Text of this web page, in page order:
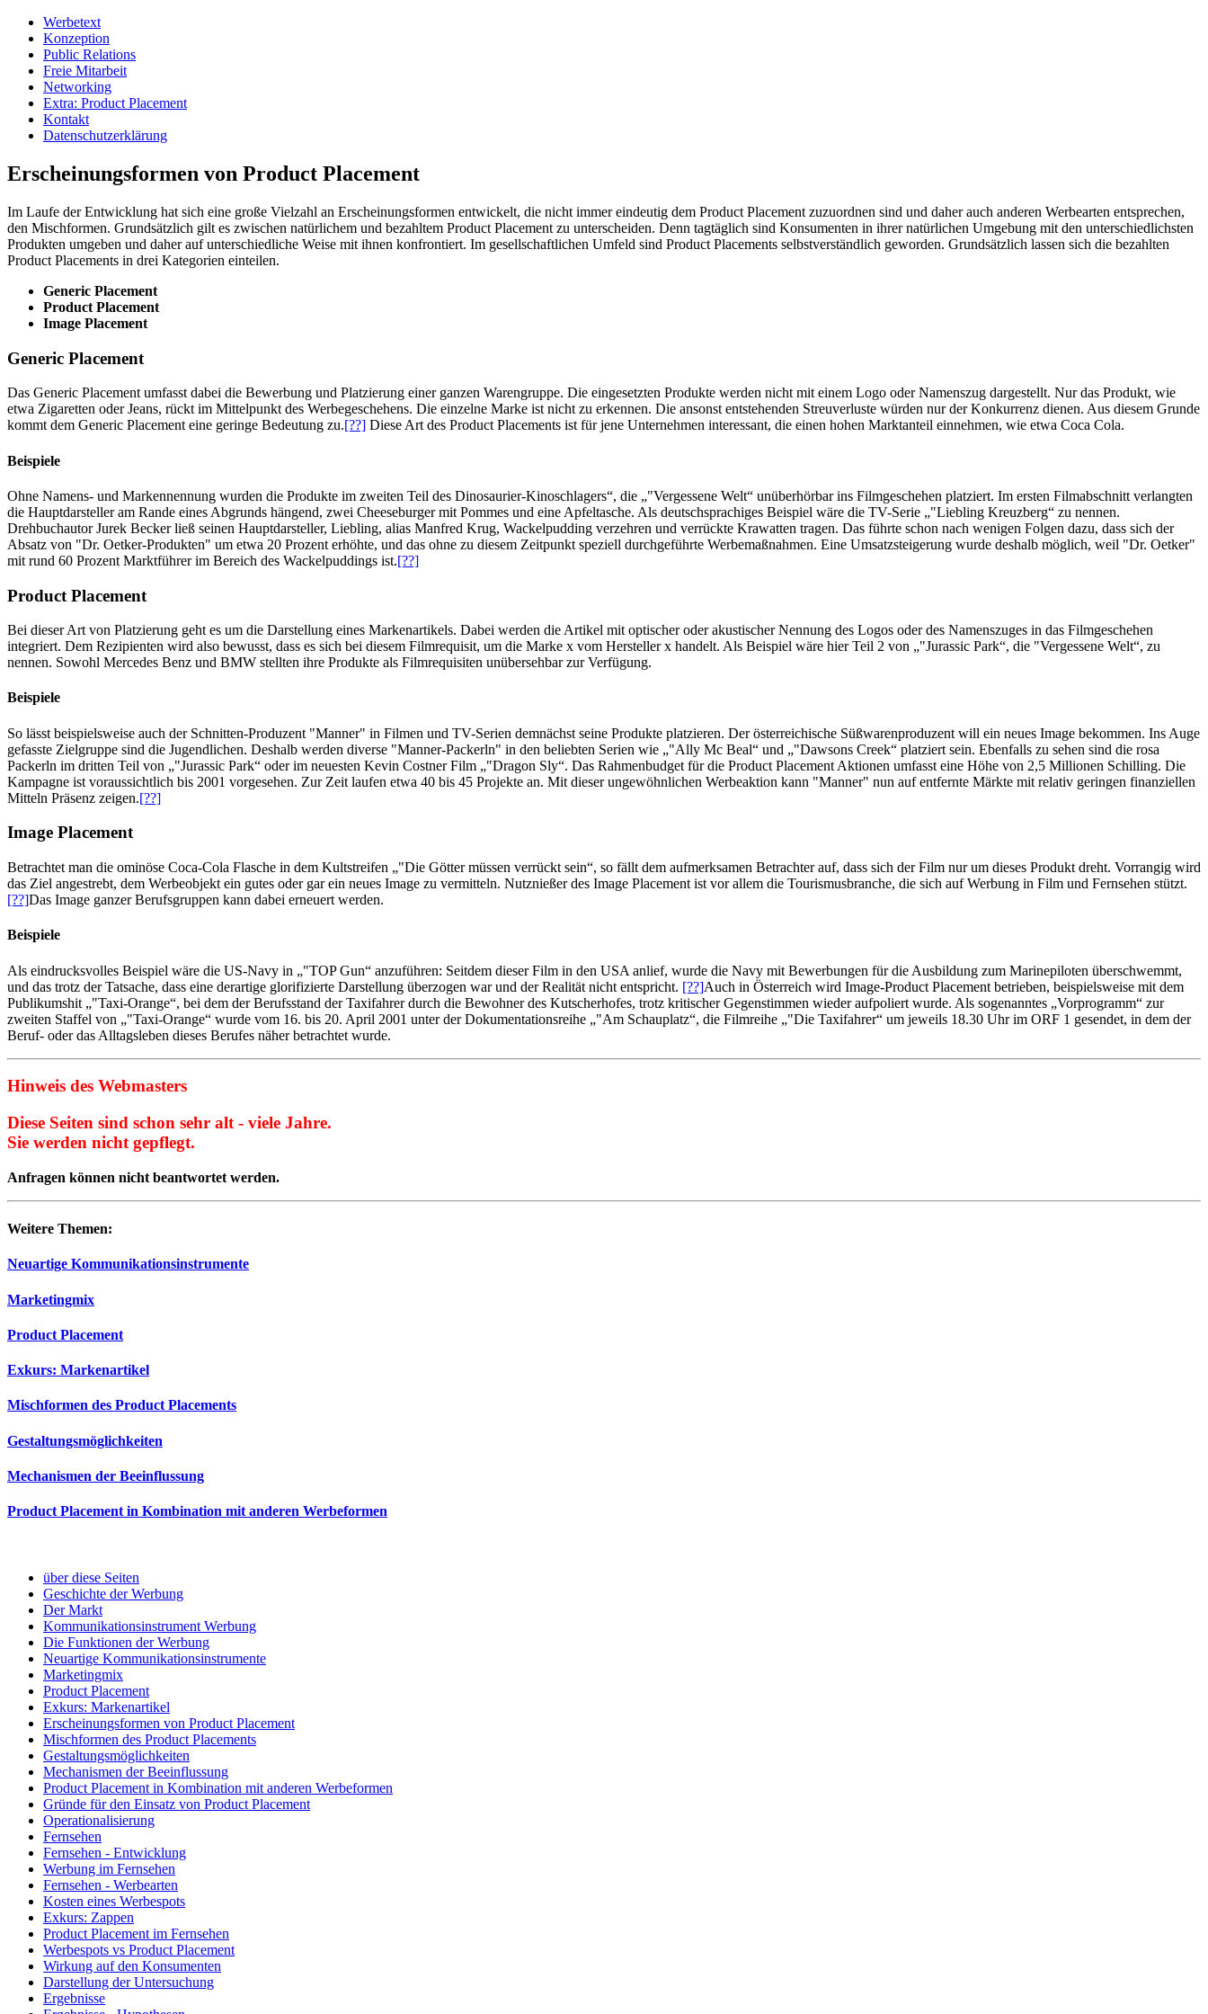
Werbetext
Konzeption
Public Relations
Freie Mitarbeit
Networking
Extra: Product Placement
Kontakt
Datenschutzerklärung
Erscheinungsformen von Product Placement
Im Laufe der Entwicklung hat sich eine große Vielzahl an Erscheinungsformen entwickelt, die nicht immer eindeutig dem Product Placement zuzuordnen sind und daher auch anderen Werbearten entsprechen,
den Mischformen. Grundsätzlich gilt es zwischen natürlichem und bezahltem Product Placement zu unterscheiden. Denn tagtäglich sind Konsumenten in ihrer natürlichen Umgebung mit den unterschiedlichsten
Produkten umgeben und daher auf unterschiedliche Weise mit ihnen konfrontiert. Im gesellschaftlichen Umfeld sind Product Placements selbstverständlich geworden. Grundsätzlich lassen sich die bezahlten
Product Placements in drei Kategorien einteilen.
Generic Placement
Product Placement
Image Placement
Generic Placement
Das Generic Placement umfasst dabei die Bewerbung und Platzierung einer ganzen Warengruppe. Die eingesetzten Produkte werden nicht mit einem Logo oder Namenszug dargestellt. Nur das Produkt, wie
etwa Zigaretten oder Jeans, rückt im Mittelpunkt des Werbegeschehens. Die einzelne Marke ist nicht zu erkennen. Die ansonst entstehenden Streuverluste würden nur der Konkurrenz dienen. Aus diesem Grunde
kommt dem Generic Placement eine geringe Bedeutung zu.[??] Diese Art des Product Placements ist für jene Unternehmen interessant, die einen hohen Marktanteil einnehmen, wie etwa Coca Cola.
Beispiele
Ohne Namens- und Markennennung wurden die Produkte im zweiten Teil des Dinosaurier-Kinoschlagers“, die „"Vergessene Welt“ unüberhörbar ins Filmgeschehen platziert. Im ersten Filmabschnitt verlangten
die Hauptdarsteller am Rande eines Abgrunds hängend, zwei Cheeseburger mit Pommes und eine Apfeltasche. Als deutschsprachiges Beispiel wäre die TV-Serie „"Liebling Kreuzberg“ zu nennen.
Drehbuchautor Jurek Becker ließ seinen Hauptdarsteller, Liebling, alias Manfred Krug, Wackelpudding verzehren und verrückte Krawatten tragen. Das führte schon nach wenigen Folgen dazu, dass sich der
Absatz von "Dr. Oetker-Produkten" um etwa 20 Prozent erhöhte, und das ohne zu diesem Zeitpunkt speziell durchgeführte Werbemaßnahmen. Eine Umsatzsteigerung wurde deshalb möglich, weil "Dr. Oetker"
mit rund 60 Prozent Marktführer im Bereich des Wackelpuddings ist.[??]
Product Placement
Bei dieser Art von Platzierung geht es um die Darstellung eines Markenartikels. Dabei werden die Artikel mit optischer oder akustischer Nennung des Logos oder des Namenszuges in das Filmgeschehen
integriert. Dem Rezipienten wird also bewusst, dass es sich bei diesem Filmrequisit, um die Marke x vom Hersteller x handelt. Als Beispiel wäre hier Teil 2 von „"Jurassic Park“, die "Vergessene Welt“, zu
nennen. Sowohl Mercedes Benz und BMW stellten ihre Produkte als Filmrequisiten unübersehbar zur Verfügung.
Beispiele
So lässt beispielsweise auch der Schnitten-Produzent "Manner" in Filmen und TV-Serien demnächst seine Produkte platzieren. Der österreichische Süßwarenproduzent will ein neues Image bekommen. Ins Auge
gefasste Zielgruppe sind die Jugendlichen. Deshalb werden diverse "Manner-Packerln" in den beliebten Serien wie „"Ally Mc Beal“ und „"Dawsons Creek“ platziert sein. Ebenfalls zu sehen sind die rosa
Packerln im dritten Teil von „"Jurassic Park“ oder im neuesten Kevin Costner Film „"Dragon Sly“. Das Rahmenbudget für die Product Placement Aktionen umfasst eine Höhe von 2,5 Millionen Schilling. Die
Kampagne ist voraussichtlich bis 2001 vorgesehen. Zur Zeit laufen etwa 40 bis 45 Projekte an. Mit dieser ungewöhnlichen Werbeaktion kann "Manner" nun auf entfernte Märkte mit relativ geringen finanziellen
Mitteln Präsenz zeigen.[??]
Image Placement
Betrachtet man die ominöse Coca-Cola Flasche in dem Kultstreifen „"Die Götter müssen verrückt sein“, so fällt dem aufmerksamen Betrachter auf, dass sich der Film nur um dieses Produkt dreht. Vorrangig wird
das Ziel angestrebt, dem Werbeobjekt ein gutes oder gar ein neues Image zu vermitteln. Nutznießer des Image Placement ist vor allem die Tourismusbranche, die sich auf Werbung in Film und Fernsehen stützt.
[??]Das Image ganzer Berufsgruppen kann dabei erneuert werden.
Beispiele
Als eindrucksvolles Beispiel wäre die US-Navy in „"TOP Gun“ anzuführen: Seitdem dieser Film in den USA anlief, wurde die Navy mit Bewerbungen für die Ausbildung zum Marinepiloten überschwemmt,
und das trotz der Tatsache, dass eine derartige glorifizierte Darstellung überzogen war und der Realität nicht entspricht. [??]Auch in Österreich wird Image-Product Placement betrieben, beispielsweise mit dem
Publikumshit „"Taxi-Orange“, bei dem der Berufsstand der Taxifahrer durch die Bewohner des Kutscherhofes, trotz kritischer Gegenstimmen wieder aufpoliert wurde. Als sogenanntes „Vorprogramm“ zur
zweiten Staffel von „"Taxi-Orange“ wurde vom 16. bis 20. April 2001 unter der Dokumentationsreihe „"Am Schauplatz“, die Filmreihe „"Die Taxifahrer“ um jeweils 18.30 Uhr im ORF 1 gesendet, in dem der
Beruf- oder das Alltagsleben dieses Berufes näher betrachtet wurde.
Hinweis des Webmasters
Diese Seiten sind schon sehr alt - viele Jahre.
Sie werden nicht gepflegt.
Anfragen können nicht beantwortet werden.
Weitere Themen:
Neuartige Kommunikationsinstrumente
Marketingmix
Product Placement
Exkurs: Markenartikel
Mischformen des Product Placements
Gestaltungsmöglichkeiten
Mechanismen der Beeinflussung
Product Placement in Kombination mit anderen Werbeformen
über diese Seiten
Geschichte der Werbung
Der Markt
Kommunikationsinstrument Werbung
Die Funktionen der Werbung
Neuartige Kommunikationsinstrumente
Marketingmix
Product Placement
Exkurs: Markenartikel
Erscheinungsformen von Product Placement
Mischformen des Product Placements
Gestaltungsmöglichkeiten
Mechanismen der Beeinflussung
Product Placement in Kombination mit anderen Werbeformen
Gründe für den Einsatz von Product Placement
Operationalisierung
Fernsehen
Fernsehen - Entwicklung
Werbung im Fernsehen
Fernsehen - Werbearten
Kosten eines Werbespots
Exkurs: Zappen
Product Placement im Fernsehen
Werbespots vs Product Placement
Wirkung auf den Konsumenten
Darstellung der Untersuchung
Ergebnisse